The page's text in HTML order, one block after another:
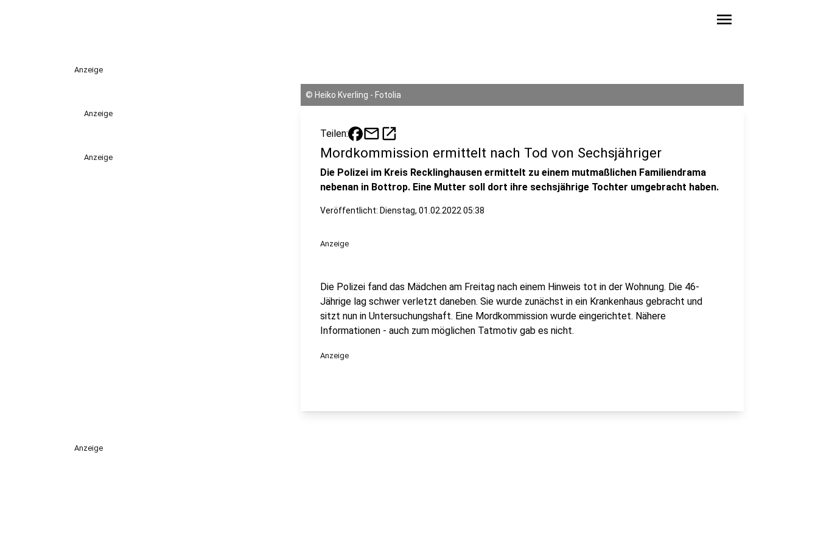
menu
Anzeige
Anzeige
Anzeige
© Heiko Kverling - Fotolia
Teilen: mailopen_in_new
Mordkommission ermittelt nach Tod von Sechsjähriger
Die Polizei im Kreis Recklinghausen ermittelt zu einem mutmaßlichen Familiendrama
nebenan in Bottrop. Eine Mutter soll dort ihre sechsjährige Tochter umgebracht haben.
Veröffentlicht: Dienstag, 01.02.2022 05:38
Anzeige
Die Polizei fand das Mädchen am Freitag nach einem Hinweis tot in der Wohnung. Die 46-
Jährige lag schwer verletzt daneben. Sie wurde zunächst in ein Krankenhaus gebracht und
sitzt nun in Untersuchungshaft. Eine Mordkommission wurde eingerichtet. Nähere
Informationen - auch zum möglichen Tatmotiv gab es nicht.
Anzeige
Anzeige